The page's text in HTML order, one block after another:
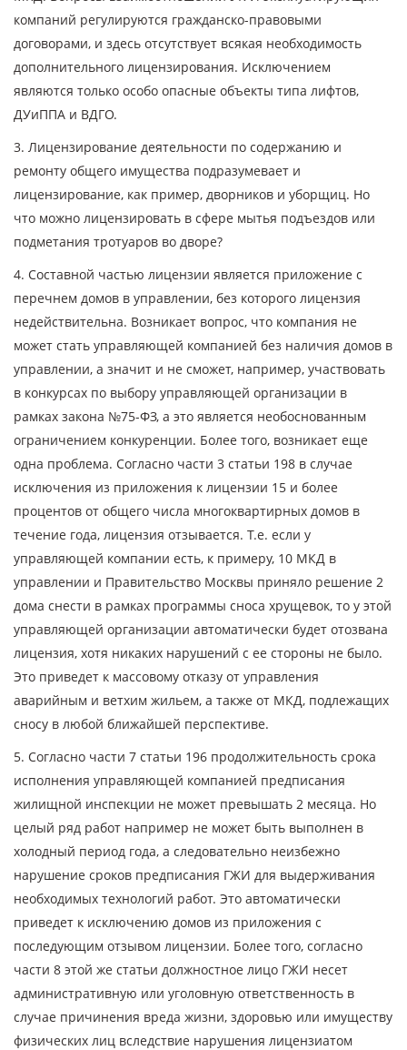
компаний регулируются гражданско-правовыми
договорами, и здесь отсутствует всякая необходимость
дополнительного лицензирования. Исключением
являются только особо опасные объекты типа лифтов,
ДУиППА и ВДГО.
3. Лицензирование деятельности по содержанию и
ремонту общего имущества подразумевает и
лицензирование, как пример, дворников и уборщиц. Но
что можно лицензировать в сфере мытья подъездов или
подметания тротуаров во дворе?
4. Составной частью лицензии является приложение с
перечнем домов в управлении, без которого лицензия
недействительна. Возникает вопрос, что компания не
может стать управляющей компанией без наличия домов в
управлении, а значит и не сможет, например, участвовать
в конкурсах по выбору управляющей организации в
рамках закона №75-ФЗ, а это является необоснованным
ограничением конкуренции. Более того, возникает еще
одна проблема. Согласно части 3 статьи 198 в случае
исключения из приложения к лицензии 15 и более
процентов от общего числа многоквартирных домов в
течение года, лицензия отзывается. Т.е. если у
управляющей компании есть, к примеру, 10 МКД в
управлении и Правительство Москвы приняло решение 2
дома снести в рамках программы сноса хрущевок, то у этой
управляющей организации автоматически будет отозвана
лицензия, хотя никаких нарушений с ее стороны не было.
Это приведет к массовому отказу от управления
аварийным и ветхим жильем, а также от МКД, подлежащих
сносу в любой ближайшей перспективе.
5. Согласно части 7 статьи 196 продолжительность срока
исполнения управляющей компанией предписания
жилищной инспекции не может превышать 2 месяца. Но
целый ряд работ например не может быть выполнен в
холодный период года, а следовательно неизбежно
нарушение сроков предписания ГЖИ для выдерживания
необходимых технологий работ. Это автоматически
приведет к исключению домов из приложения с
последующим отзывом лицензии. Более того, согласно
части 8 этой же статьи должностное лицо ГЖИ несет
административную или уголовную ответственность в
случае причинения вреда жизни, здоровью или имуществу
физических лиц вследствие нарушения лицензиатом